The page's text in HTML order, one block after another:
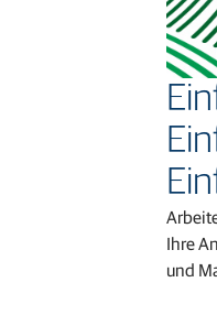
Ihre
und